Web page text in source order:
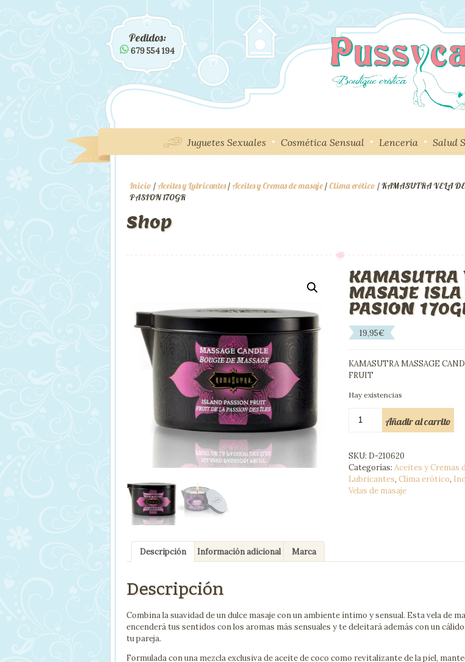
Pedidos:
679 554 194
Juguetes Sexuales Cosmética Sensual Lenceria Salud
Inicio / Aceites y Lubricantes/ Aceites y Cremas de masaje / Clima erótico / KAMASUTRA VELA
PASION 170GR
Shop
KAMASUTRA
MASAJE ISLA
PASION
19,95€
KAMASUTRA MASSAGE
FRUIT
Hay existencias
VELA
ISLA
DE
LA
PASION
Añadir al carrito
SKU: D-210620
Categorías: Aceites y Cremas
Lubricantes, Clima erótico,
Velas de masaje
Descripción Información adicional Marca
Descripción
Combina la suavidad de un dulce masaje con un ambiente íntimo y sensual. Esta vela de
encenderá tus sentidos con los aromas más sensuales y te deleitará además con un
tu pareja.
Formulada con una mezcla exclusiva de aceite de coco como revitalizante de la piel,